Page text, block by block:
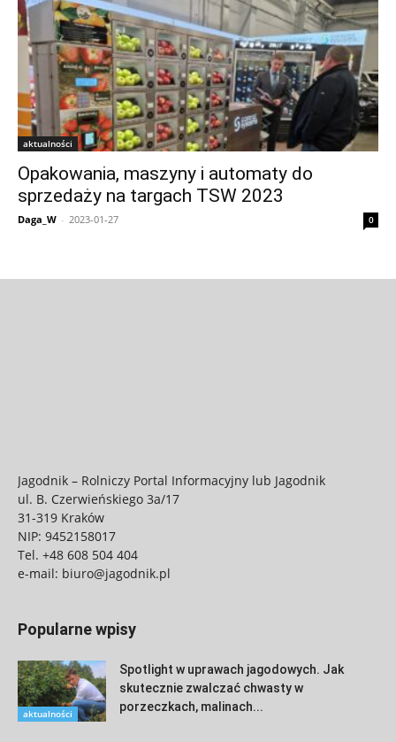
aktualności
Opakowania, maszyny i automaty do
sprzedaży na targach TSW 2023
Daga_W - 2023-01-27 0
Jagodnik – Rolniczy Portal Informacyjny lub Jagodnik
ul. B. Czerwieńskiego 3a/17
31-319 Kraków
NIP: 9452158017
Tel. +48 608 504 404
e-mail: biuro@jagodnik.pl
Popularne wpisy
aktualności
Spotlight w uprawach jagodowych. Jak
skutecznie zwalczać chwasty w
porzeczkach, malinach...